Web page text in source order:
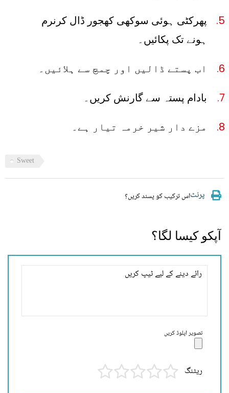
پھرکٹی ہوئی سوکھی کھجور ڈال کرنرم
ہونے تک پکائیں۔
اب پستے ڈالیں اور چمچ سے ہلائیں۔
بادام پستہ سے گارنش کریں۔
مزے دار شیر خرمہ تیار ہے۔
Sweet
اس ترکیب کو پسند کریں؟پرنٹ
آپکو کیسا لگا؟
تصویر اپلوڈ کریں
ریٹنگ